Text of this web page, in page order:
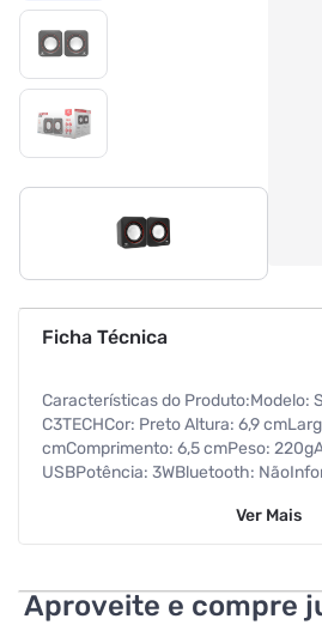
Ficha Técnica
Características do Produto:Modelo:
C3TECHCor: Preto Altura: 6,9
cmComprimento: 6,5 cmPeso:
USBPotência: 3WBluetooth:
músicas e procura por um produto
computadores e
1,39mTemperatura de trabalho: 0g ~
Ver Mais
Aproveite e compre